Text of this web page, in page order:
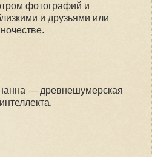
фотографий и
и друзьями или
— древнешумерская